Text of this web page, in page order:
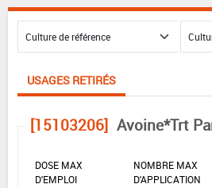
USAGES RETIRÉS
[15103206] Avoine*Trt
DOSE MAX
D'EMPLOI
NOMBRE MAX
D'APPLICATION